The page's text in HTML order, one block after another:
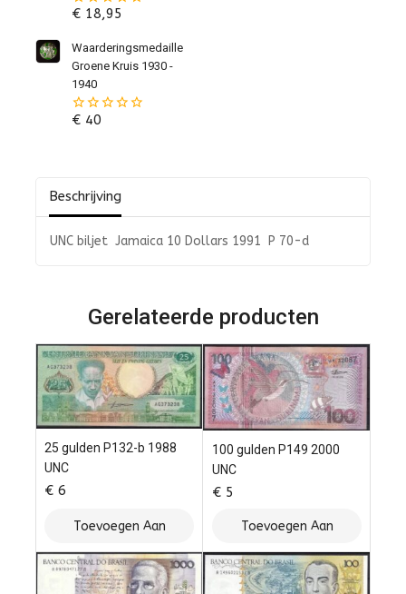
0
de
5
€18,95
Waarderingsmedaille
Groene Kruis 1930 -
1940
0
€40
Beschrijving
UNC biljet Jamaica 10 Dollars 1991 P 70-d
Gerelateerde producten
25 gulden P132-b 1988
UNC
€ 6
Toevoegen Aan
Winkelwagen
100 gulden P149 2000
UNC
€ 5
Toevoegen Aan
Winkelwagen